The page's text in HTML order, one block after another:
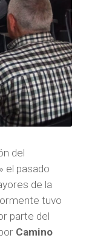
del
» el pasado
de la
tuvo
parte del
Camino